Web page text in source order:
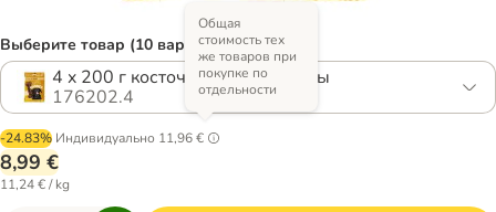
Выберите товар (10 вариантов)
4 x 200 г косточки из мяса птицы
176202.4
-24.83% Индивидуально 11,96 €
Общая
стоимость тех
же товаров при
покупке по
отдельности
8,99 €
11,24 € / kg